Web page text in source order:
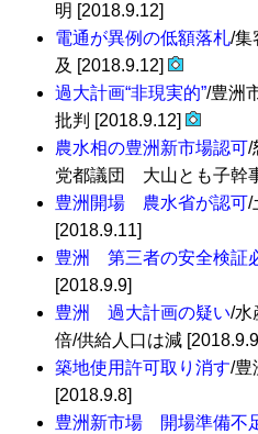
明 [2018.9.12]
電通が異例の低額落札/集
及 [2018.9.12]
過大計画“非現実的”/豊洲
批判 [2018.9.12]
農水相の豊洲新市場認可/
党都議団 大山とも子幹
豊洲開場 農水省が認可/
[2018.9.11]
豊洲 第三者の安全検証
[2018.9.9]
豊洲 過大計画の疑い/水
倍/供給人口は減
築地使用許可取り消す/豊
[2018.9.8]
豊洲新市場 開場準備不